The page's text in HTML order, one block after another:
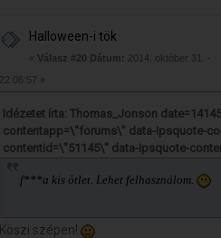
Halloween-i tök
« Válasz #20 Dátum:
2014. október 31. -
22:06:57 »
Idézetet írta: Thomas_Jonson
contentapp=\"forums\" data-ipsquote-
contentid=\"51145\" data-ipsquote-
f***a kis ötlet. Lehet felhasználom.
Köszi szépen!